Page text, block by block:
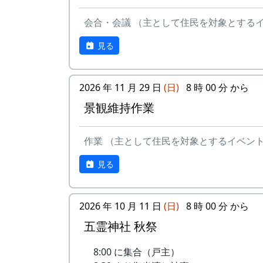
会合・会議 （主として住民を対象とするイ
見る
2026 年 11 月 29 日 (日) 8 時 00 分 から
景観維持作業
作業 （主として住民を対象とするイベント
見る
2026 年 10 月 11 日 (日) 8 時 00 分 から
五霊神社 秋祭
8:00 に集合（戸主）